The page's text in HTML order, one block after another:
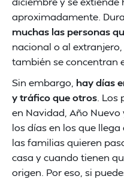
aproximadamente.
muchas las personas
nacional o al
también se concentran
Sin embargo, hay días
y tráfico que otros .
en Navidad, Año Nuevo
los días en los que
las familias quieren
casa y cuando tienen
origen. Por eso, si